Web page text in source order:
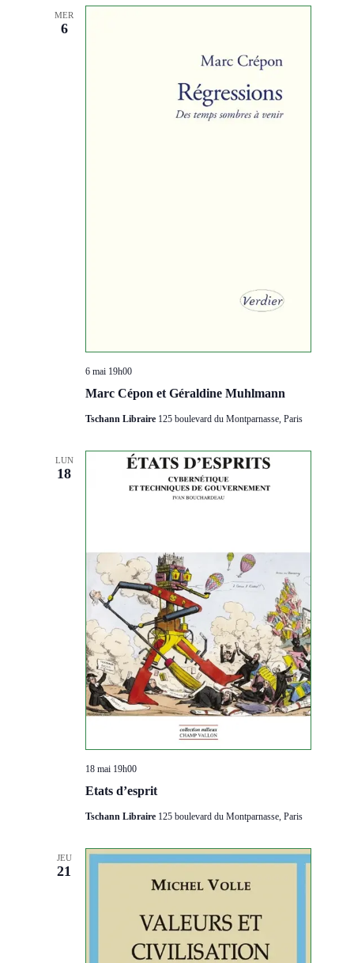
MER
6
Marc Cépon et Géraldine Muhlmann
6 mai 19h00
Tschann Libraire 125 boulevard du Montparnasse, Paris
LUN
18
Etats d’esprit
18 mai 19h00
Tschann Libraire 125 boulevard du Montparnasse, Paris
JEU
21